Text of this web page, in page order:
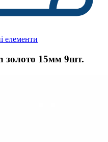
елементи
золото 15мм 9шт.